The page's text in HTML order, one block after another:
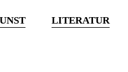
LITERATUR